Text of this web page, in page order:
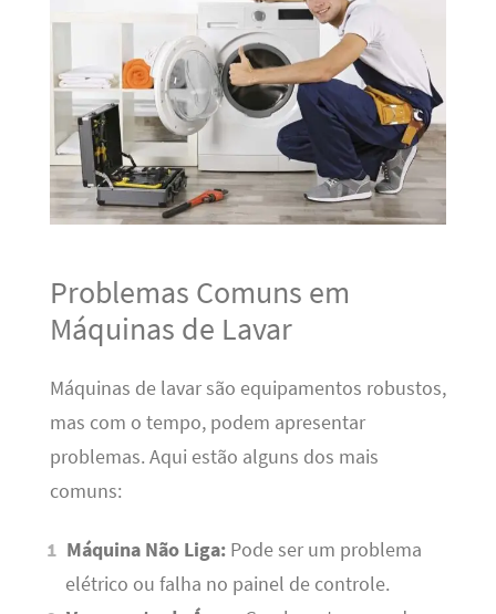
Problemas Comuns em
Máquinas de Lavar
Máquinas de lavar são equipamentos robustos,
mas com o tempo, podem apresentar
problemas. Aqui estão alguns dos mais
comuns:
Máquina Não Liga: Pode ser um problema
elétrico ou falha no painel de controle.